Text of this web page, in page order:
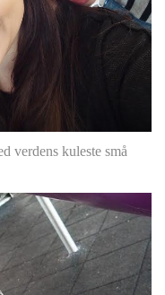
verdens kuleste små